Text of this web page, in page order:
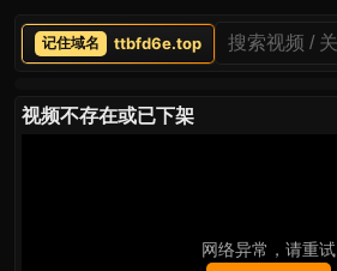
ttbfd6e.top
视频不存在或已下架
网络异常，请重试